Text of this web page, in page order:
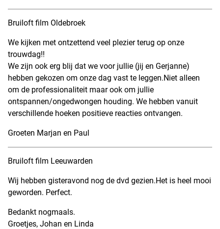
Bruiloft film Oldebroek
We kijken met ontzettend veel plezier terug op onze
trouwdag!!
We zijn ook erg blij dat we voor jullie (jij en Gerjanne)
hebben gekozen om onze dag vast te leggen.Niet alleen
om de professionaliteit maar ook om jullie
ontspannen/ongedwongen houding. We hebben vanuit
verschillende hoeken positieve reacties ontvangen.
Groeten Marjan en Paul
Bruiloft film Leeuwarden
Wij hebben gisteravond nog de dvd gezien.Het is heel mooi
geworden. Perfect.
Bedankt nogmaals.
Groetjes, Johan en Linda